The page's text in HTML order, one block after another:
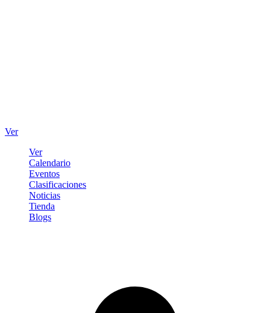
Ver
Ver
Calendario
Eventos
Clasificaciones
Noticias
Tienda
Blogs